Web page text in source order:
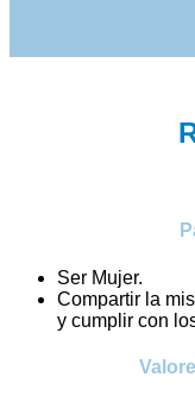
Ser Mujer.
Compartir la
y cumplir con